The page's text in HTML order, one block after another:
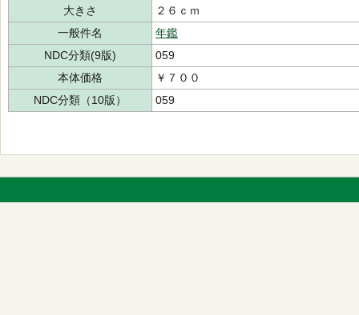
大きさ
２６ｃｍ
一般件名
年鑑
NDC分類(9版)
059
本体価格
￥７００
NDC分類（10版）
059